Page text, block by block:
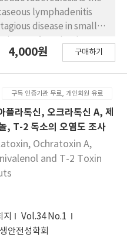
후 질병 발생 시 V.
이 될 것으로 보이며, 지속
연구, 항생제 내성 모니터
된다. 해산물을 통한 V.
이 증가하고 있는 상황에서
전파 위험도에 대
다. 따라서 본 연구 결과는 수
성을 제시한다.
는 대부분 중국, 태국 등의
으며, ST 396, ST 3042는 중
인되었다. 이로써, 최근 국내
독, 유통량, 항생제 판매량
것이라 사료된다.
lymphadenitis
disease in small
in Korean black goats.
of the farm
an alternative strategy
of C.
The objective of this
the efficacy of
against CLA. The six
sodium
monopersulfate
ammonium, citric acid,
tested against five
4,000원 구매하기
구독 인증기관 무료, 개인회원 유료
플라톡신, 오크라톡신 A, 제
, T-2 독소의 오염도 조사
Ochratoxin A,
and T-2 Toxin
Vol.34 No.1
안전성학회